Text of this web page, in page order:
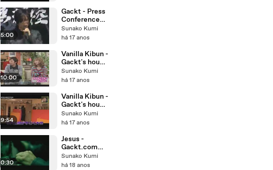
5:00
Gackt - Press
Conference
sobre
NemuriXGAC
(11.05.2009)
Sunako Kumi
há 17 anos
10:00
Vanilla Kibun -
Gackt's house
[19.11.2008
part - 1]
Sunako Kumi
há 17 anos
9:54
Vanilla Kibun -
Gackt's house
[19.11.2008
part - 2]
Sunako Kumi
há 17 anos
0:30
Jesus -
Gackt.com
[31.10.2008]
Sunako Kumi
há 18 anos